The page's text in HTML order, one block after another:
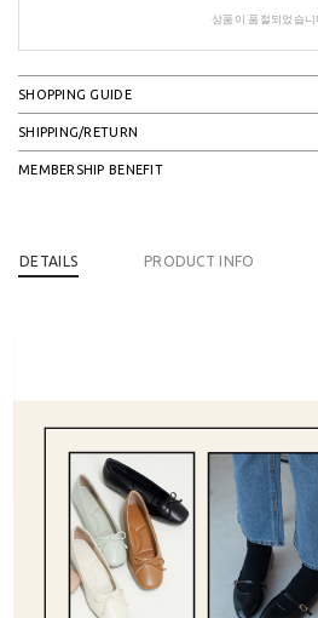
상품이 품절되었습니
SHOPPING GUIDE
SHIPPING/RETURN
MEMBERSHIP BENEFIT
DETAILS PRODUCT INFO